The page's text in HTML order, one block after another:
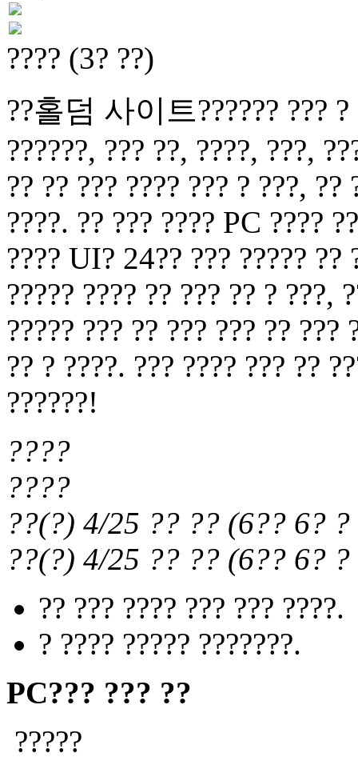
???? (3? ??)
??홀덤 사이트?????? ??? ?
??????, ??? ??, ????, ???,
?? ?? ??? ???? ??? ? ???, ??
????. ?? ??? ???? PC ????
???? UI? 24?? ??? ????? ??
????? ???? ?? ??? ?? ? ???,
????? ??? ?? ??? ??? ??
?? ? ????. ??? ???? ??? ??
??????!
????
????
??(?) 4/25 ?? ?? (6?? 6?
??(?) 4/25 ?? ?? (6?? 6?
?? ??? ???? ??? ??? ????.
? ???? ????? ???????.
PC??? ??? ??
?????